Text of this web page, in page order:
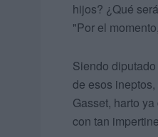
hijos? ¿Qué
"Por el
Siendo
de esos
Gasset, harto
con tan